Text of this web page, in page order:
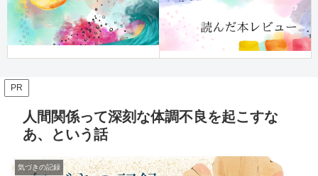
PR
人間関係って深刻な体調不良を起こすな
あ、という話
気づきの記録